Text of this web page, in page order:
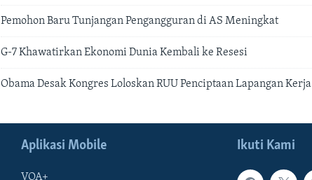
Pemohon Baru Tunjangan Pengangguran di AS Meningkat
G-7 Khawatirkan Ekonomi Dunia Kembali ke Resesi
Obama Desak Kongres Loloskan RUU Penciptaan Lapangan Kerja
Ikuti Kami
Aplikasi Mobile
VOA+